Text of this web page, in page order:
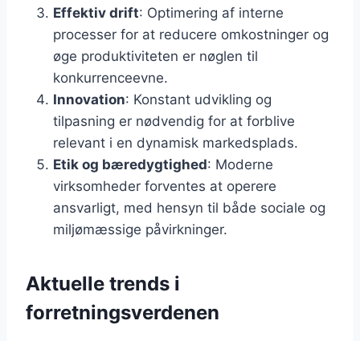
Effektiv drift: Optimering af interne
processer for at reducere omkostninger og
øge produktiviteten er nøglen til
konkurrenceevne.
Innovation: Konstant udvikling og
tilpasning er nødvendig for at forblive
relevant i en dynamisk markedsplads.
Etik og bæredygtighed: Moderne
virksomheder forventes at operere
ansvarligt, med hensyn til både sociale og
miljømæssige påvirkninger.
Aktuelle trends i
forretningsverdenen